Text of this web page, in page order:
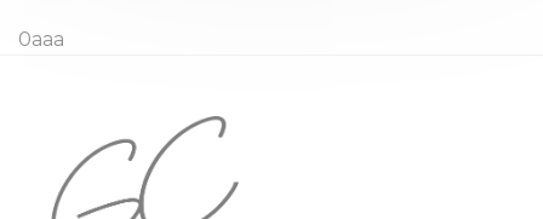
0aaa